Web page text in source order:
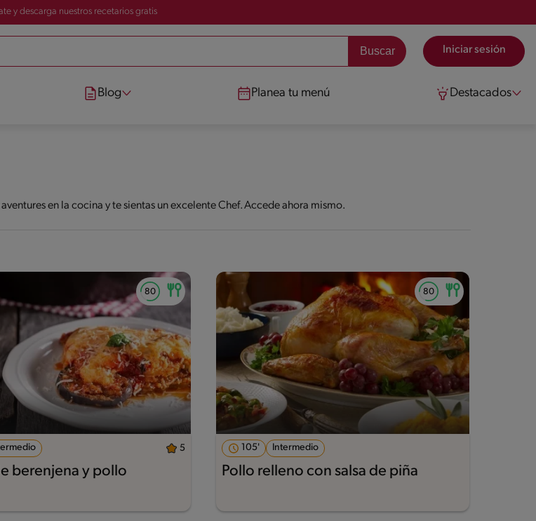
y descarga nuestros recetarios gratis
Iniciar sesión
Blog Planea tu menú Destacados
en la cocina y te sientas un excelente Chef. Accede ahora mismo.
5
berenjena y pollo
105' Intermedio
Pollo relleno con salsa de piña